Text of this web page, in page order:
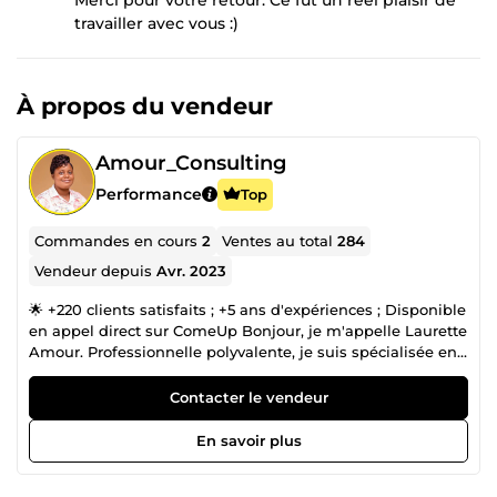
travailler avec vous :)
À propos du vendeur
Amour_Consulting
Performance Top
Commandes en cours2 Ventes au total284
Vendeur depuisAvr. 2023
🌟 +220 clients satisfaits ; +5 ans d'expériences ; Disponible
en appel direct sur ComeUp Bonjour, je m'appelle Laurette
Amour. Professionnelle polyvalente, je suis spécialisée en
marketing digital, design graphique, mise en page et
analyse de données. Je mets mon expertise à votre service
pour transformer vos idées en véritables réussites. 👉
Marketing Digital &amp; Stratégie ✅ Tunnels de vente
&amp; Pages de conversion : Conception, optimisation et
Contacter le vendeur
En savoir plus